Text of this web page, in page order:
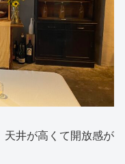
井が高くて開放感が